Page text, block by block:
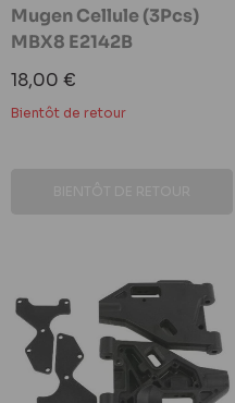
Mugen Cellule (3Pcs)
MBX8 E2142B
Prix
réduit
18,00 €
Bientôt de retour